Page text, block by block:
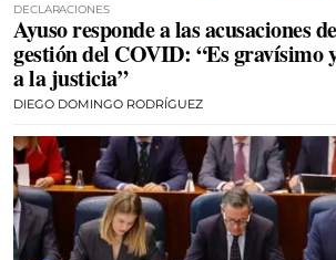
DECLARACIONES
Ayuso responde a las acusaciones
gestión del COVID: “Es gravísimo
a la justicia”
DIEGO DOMINGO RODRÍGUEZ